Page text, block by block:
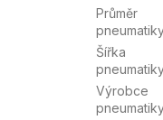
Průměr
Šířka
Výrobce